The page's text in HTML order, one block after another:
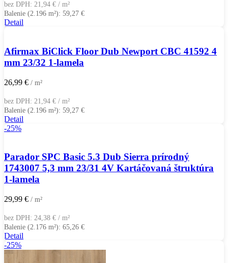
bez DPH: 21,94 € / m²
Balenie (2.196 m²): 59,27 €
Detail
Afirmax BiClick Floor Dub Newport CBC 41592 4
mm 23/32 1-lamela
26,99 € / m²
bez DPH: 21,94 € / m²
Balenie (2.196 m²): 59,27 €
Detail
-25%
Parador SPC Basic 5.3 Dub Sierra prírodný
1743007 5,3 mm 23/31 4V Kartáčovaná štruktúra
1-lamela
29,99 € / m²
bez DPH: 24,38 € / m²
Balenie (2.176 m²): 65,26 €
Detail
-25%